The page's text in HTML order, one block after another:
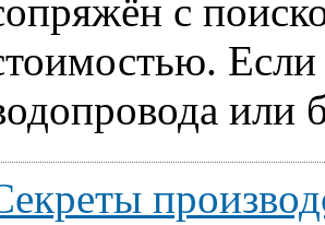
с
Если
или